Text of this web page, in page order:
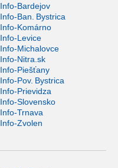
Info-Bardejov
Info-Ban. Bystrica
Info-Komárno
Info-Levice
Info-Michalovce
Info-Nitra.sk
Info-Piešťany
Info-Pov. Bystrica
Info-Prievidza
Info-Slovensko
Info-Trnava
Info-Zvolen